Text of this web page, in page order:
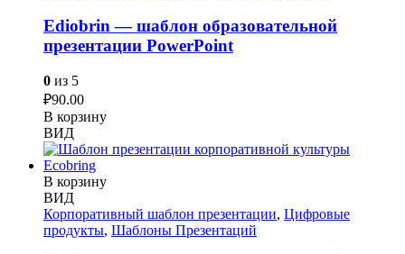
Ediobrin — шаблон образовательной
презентации PowerPoint
0 из 5
₽90.00
В корзину
ВИД
В корзину
ВИД
Корпоративный шаблон презентации, Цифровые
продукты, Шаблоны Презентаций